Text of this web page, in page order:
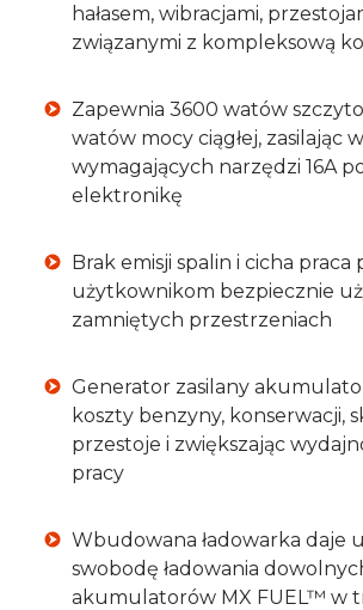
hałasem, wibracjami,
związanymi z kompleksową
Zapewnia 3600 watów
watów mocy ciągłej, zasilając
wymagających narzędzi 16A
elektronikę
Brak emisji spalin i cicha praca
użytkownikom bezpiecznie
zamniętych przestrzeniach
Generator zasilany
koszty benzyny, konserwacji,
przestoje i zwiększając
pracy
Wbudowana ładowarka daje
swobodę ładowania
akumulatorów MX FUEL™ w